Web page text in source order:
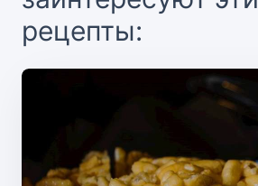
рецепты: